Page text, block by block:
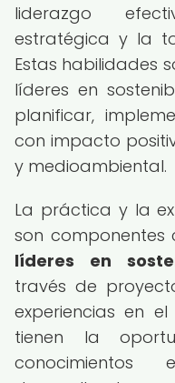
liderazgo
estratégica y la
Estas habilidades
líderes en
planificar,
con impacto
y medioambiental.
La práctica y la
son componentes
líderes en
través de
experiencias en
tienen la
conocimientos